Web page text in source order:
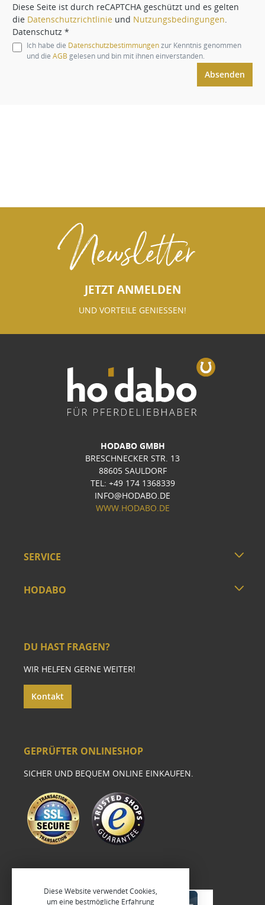
Diese Seite ist durch reCAPTCHA geschützt und es gelten
die Datenschutzrichtlinie und Nutzungsbedingungen
Datenschutz *
Ich habe die Datenschutzbestimmungenzur Kenntnis genommen
und die AGB gelesen und bin mit ihnen einverstanden.
Absenden
Newsletter
JETZT ANMELDEN
UND VORTEILE GENIESSEN!
HODABO GMBH
BRESCHNECKER STR. 13
88605 SAULDORF
TEL: +49 174 1368339
INFO@HODABO.DE
WWW.HODABO.DE
SERVICE
HODABO
DU HAST FRAGEN?
WIR HELFEN GERNE WEITER!
Kontakt
GEPRÜFTER ONLINESHOP
SICHER UND BEQUEM ONLINE EINKAUFEN.
Diese Website verwendet Cookies,
um eine bestmögliche Erfahrung